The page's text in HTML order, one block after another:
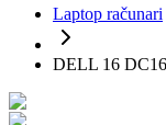
Laptop računari
DELL 16